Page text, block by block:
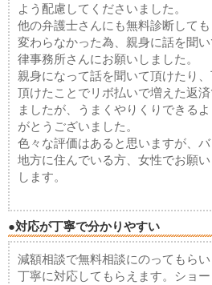
よう配慮してくださいました。
他の弁護士さんにも無料診断して
変わらなかった為、親身に話を聞
律事務所さんにお願いしました。
親身になって話を聞いて頂けたり
頂けたことでリボ払いで増えた返
ましたが、うまくやりくりできる
がとうございました。
色々な評価はあると思いますが、バ
地方に住んでいる方、女性でお願
します。
●対応が丁寧で分かりやすい
減額相談で無料相談にのってもら
丁寧に対応してもらえます。ショ